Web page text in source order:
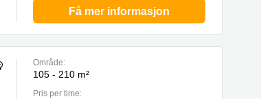
Få mer informasjon
Område:
105 - 210 m²
Pris per time: